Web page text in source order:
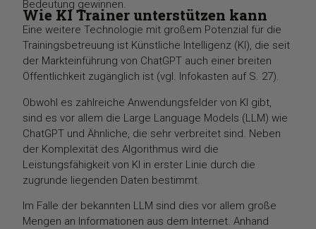
Bedeutung gewinnen.
Wie KI Trainer unterstützen kann
Eine weitere Technologie mit großem Potenzial für die
Trainingsbetreuung ist Künstliche Intelligenz (KI), die seit
der Markteinführung von ChatGPT auch einer breiten
Öffentlichkeit zugänglich ist (vgl. Infokasten auf S. 27).
Obwohl es zahlreiche Anwendungsfelder von KI gibt,
sind es vor allem die Large Language Models (LLM) wie
ChatGPT und Ähnliche, die sehr verbreitet sind. Neben
der Komplexität des Algorithmus wird die
Leistungsfähigkeit von KI in erster Linie durch die
zugrunde liegenden Daten bestimmt.
Im Falle der bekannten LLM sind dies vor allem große
Mengen an Informationen aus dem Internet. Anhand